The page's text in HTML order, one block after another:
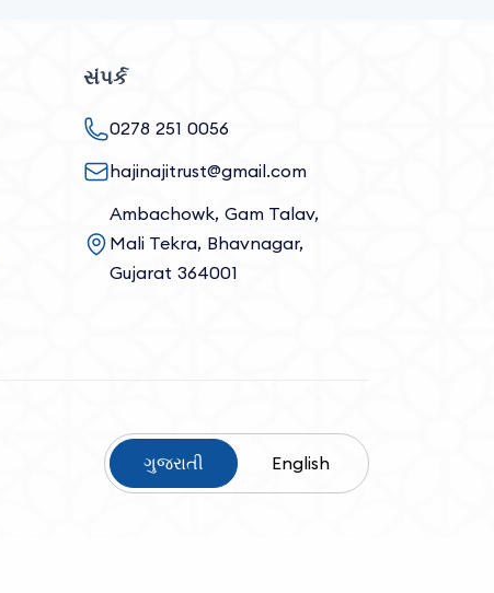
સંપર્ક
0278 251 0056
hajinajitrust@gmail.com
Ambachowk, Gam Talav,
Mali Tekra, Bhavnagar,
Gujarat 364001
ગુજરાતી English